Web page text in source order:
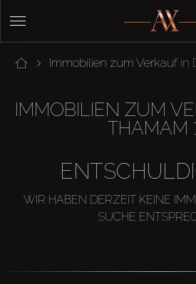
Immobilien zum Verkauf in
IMMOBILIEN ZUM
THAMAM
WIR HABEN DERZEIT KEINE
SUCHE